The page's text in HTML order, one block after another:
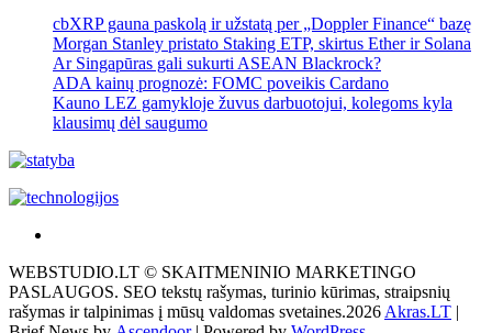
cbXRP gauna paskolą ir užstatą per „Doppler Finance“ bazę
Morgan Stanley pristato Staking ETP, skirtus Ether ir Solana
Ar Singapūras gali sukurti ASEAN Blackrock?
ADA kainų prognozė: FOMC poveikis Cardano
Kauno LEZ gamykloje žuvus darbuotojui, kolegoms kyla
klausimų dėl saugumo
tai
žemės
ploto
WEBSTUDIO.LT © SKAITMENINIO MARKETINGO
PASLAUGOS. SEO tekstų rašymas, turinio kūrimas, straipsnių
rašymas ir talpinimas į mūsų valdomas svetaines.2026 Akras.LT |